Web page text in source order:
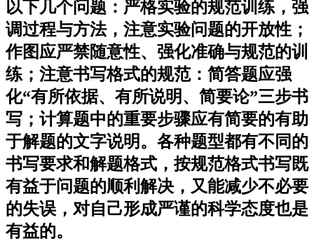
以下几个问题：严格实验的规范训练，强
调过程与方法，注意实验问题的开放性；
作图应严禁随意性、强化准确与规范的训
练；注意书写格式的规范：简答题应强
化“有所依据、有所说明、简要论”三步书
写；计算题中的重要步骤应有简要的有助
于解题的文字说明。各种题型都有不同的
书写要求和解题格式，按规范格式书写既
有益于问题的顺利解决，又能减少不必要
的失误，对自己形成严谨的科学态度也是
有益的。